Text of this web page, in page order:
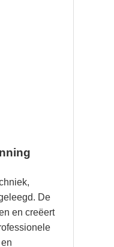
De
en creëert